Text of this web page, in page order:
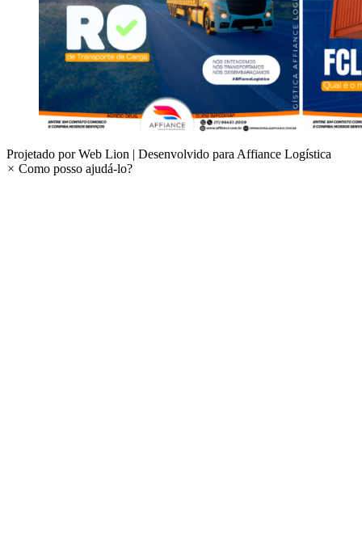
Projetado por Web Lion | Desenvolvido para Affiance Logística
× Como posso ajudá-lo?